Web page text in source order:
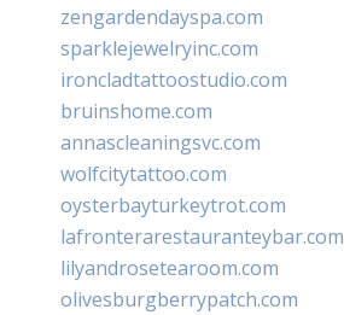
zengardendayspa.com
sparklejewelryinc.com
ironcladtattoostudio.com
bruinshome.com
annascleaningsvc.com
wolfcitytattoo.com
oysterbayturkeytrot.com
lafronterarestauranteybar.com
lilyandrosetearoom.com
olivesburgberrypatch.com